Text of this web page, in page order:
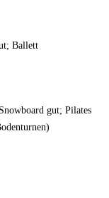
Ballett
gut; Pilates